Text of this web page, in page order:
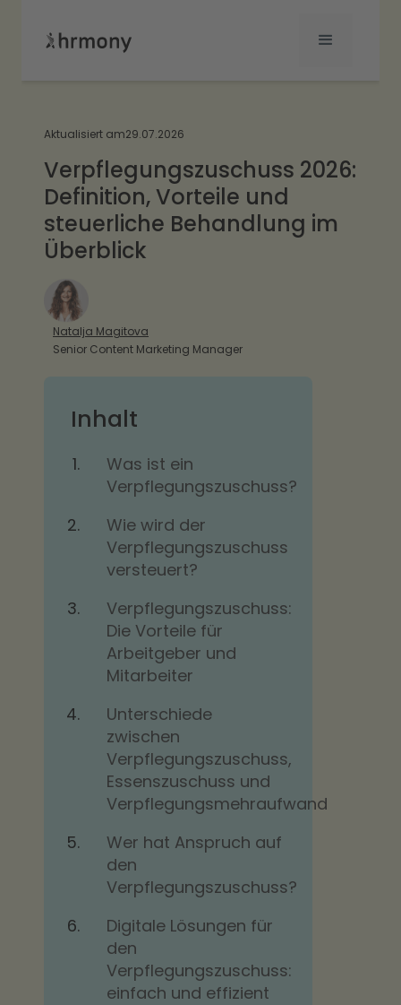
Aktualisiert am29.07.2026
Verpflegungszuschuss 2026:
Definition, Vorteile und
steuerliche Behandlung im
Überblick
Natalja Magitova
Senior Content Marketing Manager
Inhalt
Was ist ein
Verpflegungszuschuss?
Wie wird der
Verpflegungszuschuss
versteuert?
Verpflegungszuschuss:
Die Vorteile für
Arbeitgeber und
Mitarbeiter
Unterschiede
zwischen
Verpflegungszuschuss,
Essenszuschuss und
Verpflegungsmehraufwand
Wer hat Anspruch auf
den
Verpflegungszuschuss?
Digitale Lösungen für
den
Verpflegungszuschuss:
einfach und effizient